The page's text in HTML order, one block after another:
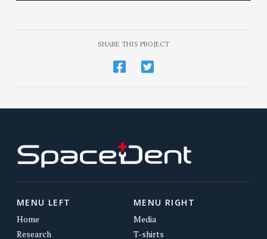
SHARE THIS PROJECT
MENU LEFT
Home
Research
MENU RIGHT
Media
T-shirts